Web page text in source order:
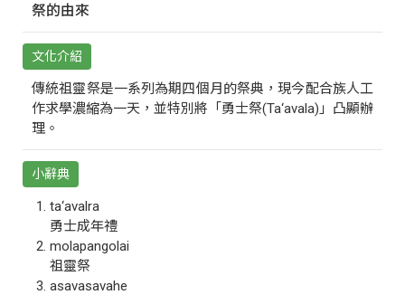
祭的由來
文化介紹
傳統祖靈祭是一系列為期四個月的祭典，現今配合族人工
作求學濃縮為一天，並特別將「勇士祭(Ta‘avala)」凸顯辦
理。
小辭典
ta‘avalra
勇士成年禮
molapangolai
祖靈祭
asavasavahe